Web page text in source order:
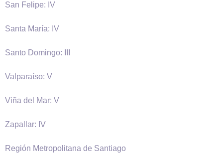
San Felipe: IV
Santa María: IV
Santo Domingo: III
Valparaí­so: V
Viña del Mar: V
Zapallar: IV
Región Metropolitana de Santiago